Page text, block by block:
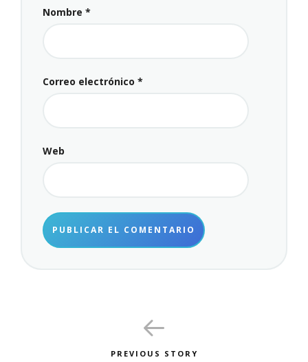
Nombre *
Correo electrónico *
Web
PREVIOUS STORY